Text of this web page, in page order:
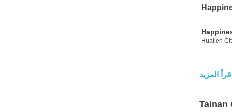
Hualien
اقرأ المزيد
Tainan